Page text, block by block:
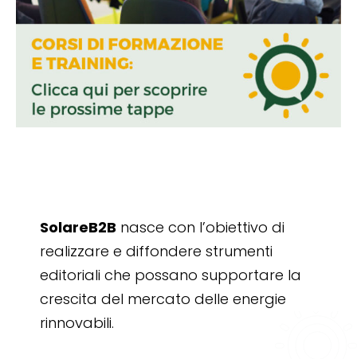
SolareB2B nasce con l’obiettivo di
realizzare e diffondere strumenti
editoriali che possano supportare la
crescita del mercato delle energie
rinnovabili.